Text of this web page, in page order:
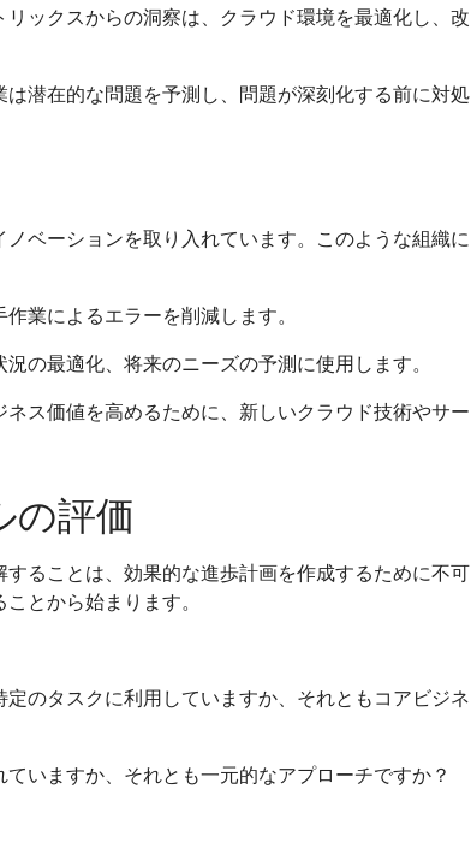
ックスからの洞察は、クラウド環境を最適化し、改
潜在的な問題を予測し、問題が深刻化する前に対処
ベーションを取り入れています。このような組織に
業によるエラーを削減します。
の最適化、将来のニーズの予測に使用します。
ス価値を高めるために、新しいクラウド技術やサー
の評価
ることは、効果的な進歩計画を作成するために不可
とから始まります。
のタスクに利用していますか、それともコアビジネ
いますか、それとも一元的なアプローチですか？